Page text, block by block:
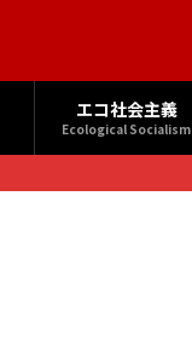
エコ社会主義
Ecological Socialism